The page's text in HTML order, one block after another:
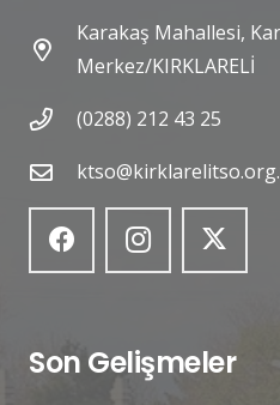
Karakaş Mahallesi,
Merkez/KIRKLARELİ
(0288) 212 43 25
Son Gelişmeler